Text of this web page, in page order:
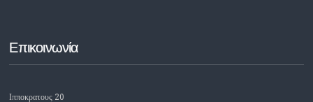
Επικοινωνία
Ιπποκρατους 20